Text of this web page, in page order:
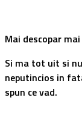
Mai descopar
Si ma tot uit si
neputincios in
spun ce vad.